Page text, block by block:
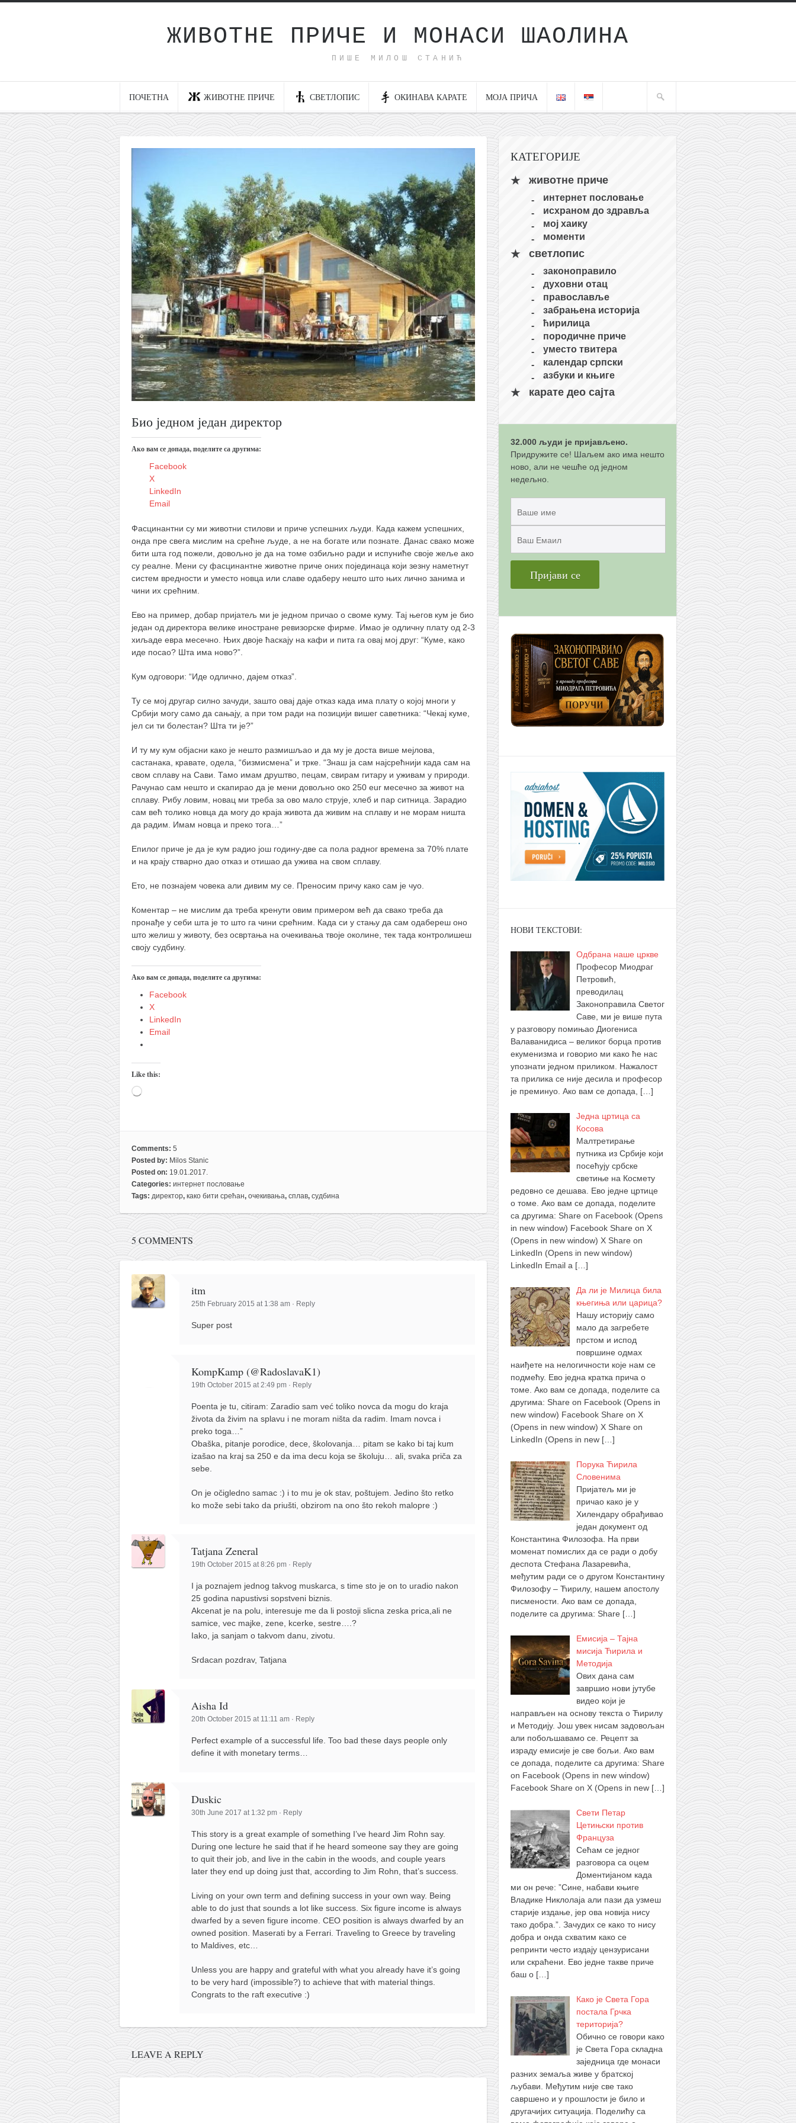
ЖИВОТНЕ ПРИЧЕ И МОНАСИ ШАОЛИНА
ПИШЕ МИЛОШ СТАНИЋ
ПОЧЕТНА ЖИВОТНЕ ПРИЧЕ СВЕТЛОПИС ОКИНАВА КАРАТЕ МОЈА ПРИЧА
интернет пословање
исхраном до здравља
мој хаику
моменти и места
бонус садржај
светлопис
законоправило
духовни отац
православље
забрањена историја
ћирилица
породичне приче
прота Воја
уместо твитера
календар српски
азбуки и књиге
Окинава карате
најновије на блогу
моје белешке
историја каратеа
бубиши
карате
кихон
наиханчи
кушанку
пасаи
темашивари
кобудо
нунчаку
тонфа
тимбеи рочин
тсунами дојо
програм
снимци наступа
галерија клуба
чланарина
контакт
бесплатна е-књига
термини тренинга
моја прича
моја прича
фотке
контакт
Био једном један директор
Ако вам се допада, поделите са другима:
Facebook
X
LinkedIn
Email
Фасцинантни су ми животни стилови и приче успешних људи. Када кажем успешних,
онда пре свега мислим на срећне људе, а не на богате или познате. Данас свако може
бити шта год пожели, довољно је да на томе озбиљно ради и испуниће своје жеље ако
су реалне. Мени су фасцинантне животне приче оних појединаца који зезну наметнут
систем вредности и уместо новца или славе одаберу нешто што њих лично занима и
чини их срећним.
Ево на пример, добар пријатељ ми је једном причао о своме куму. Тај његов кум је био
један од директора велике иностране ревизорске фирме. Имао је одличну плату од 2-3
хиљаде евра месечно. Њих двоје ћаскају на кафи и пита га овај мој друг: “Куме, како
иде посао? Шта има ново?”.
Кум одговори: “Иде одлично, дајем отказ”.
Ту се мој другар силно зачуди, зашто овај даје отказ када има плату о којој многи у
Србији могу само да сањају, а при том ради на позицији вишег саветника: “Чекај куме,
јел си ти болестан? Шта ти је?”
И ту му кум објасни како је нешто размишљао и да му је доста више мејлова,
састанака, кравате, одела, “бизмисмена” и трке. “Знаш ја сам најсрећнији када сам на
свом сплаву на Сави. Тамо имам друштво, пецам, свирам гитару и уживам у природи.
Рачунао сам нешто и скапирао да је мени довољно око 250 eur месечно за живот на
сплаву. Рибу ловим, новац ми треба за ово мало струје, хлеб и пар ситница. Зарадио
сам већ толико новца да могу до краја живота да живим на сплаву и не морам ништа
да радим. Имам новца и преко тога…”
Епилог приче је да је кум радио још годину-две са пола радног времена за 70% плате
и на крају стварно дао отказ и отишао да ужива на свом сплаву.
Ето, не познајем човека али дивим му се. Преносим причу како сам је чуо.
Коментар – не мислим да треба кренути овим примером већ да свако треба да
пронађе у себи шта је то што га чини срећним. Када си у стању да сам одабереш оно
што желиш у животу, без освртања на очекивања твоје околине, тек тада контролишеш
своју судбину.
Ако вам се допада, поделите са другима:
Facebook
X
LinkedIn
Email
Like this:
Loading…
Comments: 5
Posted by: Milos Stanic
Posted on: 19.01.2017.
Categories: интернет пословање
Tags: директор, како бити срећан, очекивања, сплав, судбина
5 COMMENTS
itm
25th February 2015 at 1:38 am · Reply
Super post
KompKamp (@RadoslavaK1)
19th October 2015 at 2:49 pm · Reply
Poenta je tu, citiram: Zaradio sam već toliko novca da mogu do kraja
života da živim na splavu i ne moram ništa da radim. Imam novca i
preko toga…”
Obaška, pitanje porodice, dece, školovanja… pitam se kako bi taj kum
izašao na kraj sa 250 e da ima decu koja se školuju… ali, svaka priča za
sebe.
On je očigledno samac :) i to mu je ok stav, poštujem. Jedino što retko
ko može sebi tako da priušti, obzirom na ono što rekoh malopre :)
Tatjana Zeneral
19th October 2015 at 8:26 pm · Reply
I ja poznajem jednog takvog muskarca, s time sto je on to uradio nakon
25 godina napustivsi sopstveni biznis.
Akcenat je na polu, interesuje me da li postoji slicna zeska prica,ali ne
samice, vec majke, zene, kcerke, sestre….?
Iako, ja sanjam o takvom danu, zivotu.
Srdacan pozdrav, Tatjana
Aisha Id
20th October 2015 at 11:11 am · Reply
Perfect example of a successful life. Too bad these days people only
define it with monetary terms…
Duskic
30th June 2017 at 1:32 pm · Reply
This story is a great example of something I’ve heard Jim Rohn say.
During one lecture he said that if he heard someone say they are going
to quit their job, and live in the cabin in the woods, and couple years
later they end up doing just that, according to Jim Rohn, that’s success.
Living on your own term and defining success in your own way. Being
able to do just that sounds a lot like success. Six figure income is always
dwarfed by a seven figure income. CEO position is always dwarfed by an
owned position. Maserati by a Ferrari. Traveling to Greece by traveling
to Maldives, etc…
Unless you are happy and grateful with what you already have it’s going
to be very hard (impossible?) to achieve that with material things.
Congrats to the raft executive :)
LEAVE A REPLY
КАТЕГОРИЈЕ
животне приче
интернет пословање
исхраном до здравља
мој хаику
моменти
светлопис
законоправило
духовни отац
православље
забрањена историја
ћирилица
породичне приче
уместо твитера
календар српски
азбуки и књиге
карате део сајта
32.000 људи је пријављено.
Придружите се! Шаљем ако има нешто
ново, али не чешће од једном
недељно.
НОВИ ТЕКСТОВИ:
Одбрана наше цркве
Професор Миодраг
Петровић,
преводилац
Законоправила Светог
Саве, ми је више пута
у разговору помињао Диогениса
Валаванидиса – великог борца против
екуменизма и говорио ми како ће нас
упознати једном приликом. Нажалост
та прилика се није десила и професор
је преминуо. Ако вам се допада, […]
Једна цртица са
Косова
Малтретирање
путника из Србије који
посећују србске
светиње на Космету
редовно се дешава. Ево једне цртице
о томе. Ако вам се допада, поделите
са другима: Share on Facebook (Opens
in new window) Facebook Share on X
(Opens in new window) X Share on
LinkedIn (Opens in new window)
LinkedIn Email a […]
Да ли је Милица била
књегиња или царица?
Нашу историју само
мало да загребете
прстом и испод
површине одмах
наиђете на нелогичности које нам се
подмећу. Ево једна кратка прича о
томе. Ако вам се допада, поделите са
другима: Share on Facebook (Opens in
new window) Facebook Share on X
(Opens in new window) X Share on
LinkedIn (Opens in new […]
Порука Ћирила
Словенима
Пријатељ ми је
причао како је у
Хилендару обрађивао
један документ од
Константина Филозофа. На први
моменат помислих да се ради о добу
деспота Стефана Лазаревића,
међутим ради се о другом Константину
Филозофу – Ћирилу, нашем апостолу
писмености. Ако вам се допада,
поделите са другима: Share […]
Емисија – Тајна
мисија Ћирила и
Методија
Ових дана сам
завршио нови јутубе
видео који је
направљен на основу текста о Ћирилу
и Методију. Још увек нисам задовољан
али побољшавамо се. Рецепт за
израду емисије је све бољи. Ако вам
се допада, поделите са другима: Share
on Facebook (Opens in new window)
Facebook Share on X (Opens in new […]
Свети Петар
Цетињски против
Француза
Сећам се једног
разговора са оцем
Доментијаном када
ми он рече: ”Сине, набави књиге
Владике Никлолаја али пази да узмеш
старије издање, јер ова новија нису
тако добра.”. Зачудих се како то нису
добра и онда схватим како се
репринти често издају цензурисани
или скраћени. Ево једне такве приче
баш о […]
Како је Света Гора
постала Грчка
територија?
Обично се говори како
је Света Гора складна
заједница где монаси
разних земаља живе у братској
љубави. Међутим није све тако
савршено и у прошлости је било и
другачијих ситуација. Поделићу са